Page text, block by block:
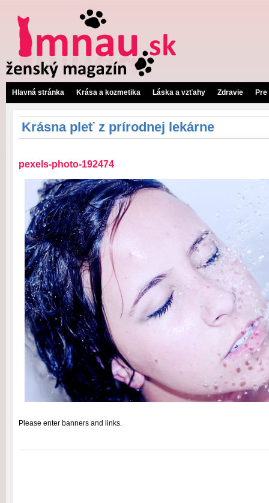
Hlavná stránka Krása a kozmetika Láska a vzťahy Zdravie
Krásna pleť z prírodnej lekárne
pexels-photo-192474
Please enter banners and links.